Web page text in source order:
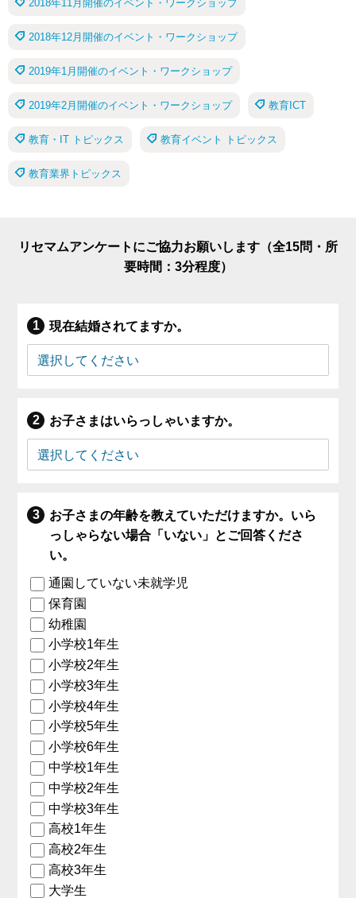
2018年11月開催のイベント・ワークショップ
2018年12月開催のイベント・ワークショップ
2019年1月開催のイベント・ワークショップ
2019年2月開催のイベント・ワークショップ 教育ICT
教育・IT トピックス 教育イベント トピックス
教育業界トピックス
リセマムアンケートにご協力お願いします（全15問・所
要時間：3分程度）
現在結婚されてますか。
お子さまはいらっしゃいますか。
お子さまの年齢を教えていただけますか。いら
っしゃらない場合「いない」とご回答くださ
い。
通園していない未就学児
保育園
幼稚園
小学校1年生
小学校2年生
小学校3年生
小学校4年生
小学校5年生
小学校6年生
中学校1年生
中学校2年生
中学校3年生
高校1年生
高校2年生
高校3年生
大学生